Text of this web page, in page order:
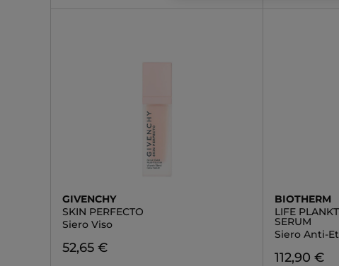
GIVENCHY
SKIN PERFECTO
Siero Viso
52,65 €
BIOTHERM
LIFE
SERUM
Siero Anti-
112,90 €